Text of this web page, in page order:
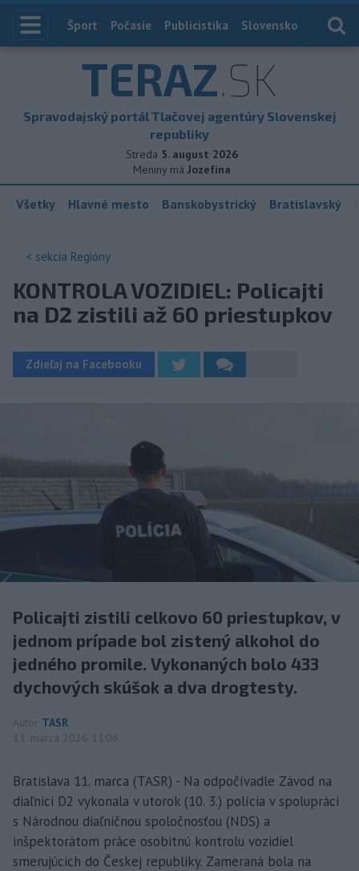
Index
Šport Počasie Publicistika Slovensko
TERAZ.SK
Spravodajský portál Tlačovej agentúry Slovenskej
republiky
Streda 5. august 2026
Meniny má Jozefína
Všetky Hlavné mesto Banskobystrický Bratislavský
< sekcia Regióny
KONTROLA VOZIDIEL: Policajti
na D2 zistili až 60 priestupkov
Zdieľaj na Facebooku
Policajti zistili celkovo 60 priestupkov, v
jednom prípade bol zistený alkohol do
jedného promile. Vykonaných bolo 433
dychových skúšok a dva drogtesty.
Autor TASR
11. marca 2026 11:06
Bratislava 11. marca (TASR) - Na odpočívadle Závod na
diaľnici D2 vykonala v utorok (10. 3.) polícia v spolupráci
s Národnou diaľničnou spoločnosťou (NDS) a
inšpektorátom práce osobitnú kontrolu vozidiel
smerujúcich do Českej republiky. Zameraná bola na